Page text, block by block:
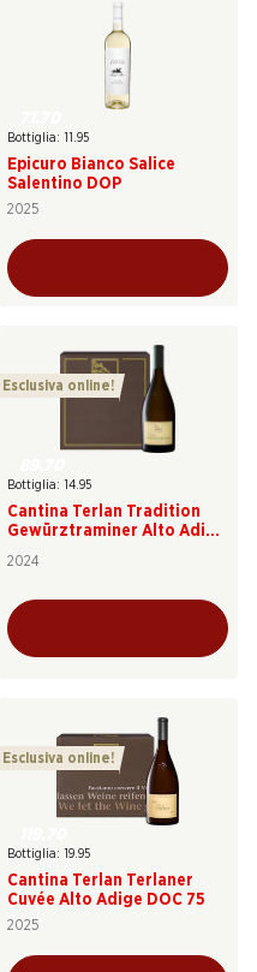
Bottiglia: 11.95
Epicuro Bianco Salice
Salentino DOP
2025
Esclusiva online!
Bottiglia: 14.95
Cantina Terlan Tradition
Gewürztraminer Alto Adige
2024
Esclusiva online!
Bottiglia: 19.95
Cantina Terlan Terlaner
Cuvée Alto Adige DOC 75
2025